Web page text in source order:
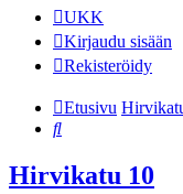
UKK
Kirjaudu sisään
Rekisteröidy
Etusivu
Etsi
Hirvikatu 10